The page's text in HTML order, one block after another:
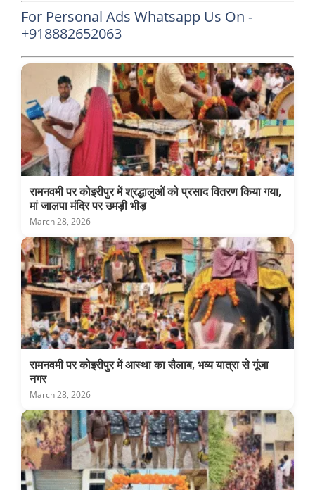
For Personal Ads Whatsapp Us On -
+918882652063
रामनवमी पर कोइरीपुर में श्रद्धालुओं को प्रसाद वितरण किया गया,
मां जालपा मंदिर पर उमड़ी भीड़
March 28, 2026
रामनवमी पर कोइरीपुर में आस्था का सैलाब, भव्य यात्रा से गूंजा
नगर
March 28, 2026